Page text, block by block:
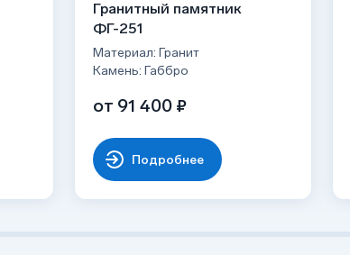
Гранитный памятник
ФГ-251
Материал: Гранит
Камень: Габбро
от 91 400 ₽
Подробнее